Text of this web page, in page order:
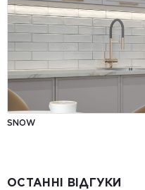
SNOW
ОСТАННІ ВІДГУКИ